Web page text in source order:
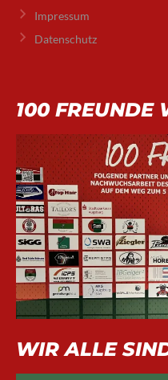
Impressum
Datenschutz
100 FREUNDE
WIR ALLE